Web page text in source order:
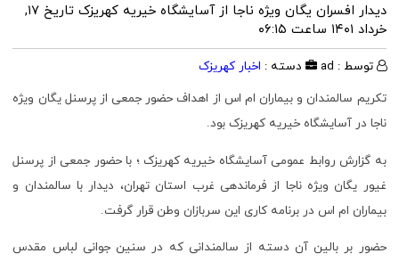
دیدار افسران یگان ویژه ناجا از آسایشگاه خیریه کهریزک
تاریخ ۱۷,
خرداد ۱۴۰۱ ساعت ۰۶:۱۵
توسط : ad دسته : اخبار کهریزک
تکریم سالمندان و بیماران ام اس از اهداف حضور جمعی از پرسنل یگان ویژه
ناجا در آسایشگاه خیریه کهریزک بود.
به گزارش روابط عمومی آسایشگاه خیریه کهریزک ؛ با حضور جمعی از پرسنل
غیور یگان ویژه ناجا از فرماندهی غرب استان تهران، دیدار با سالمندان و
بیماران ام اس در برنامه کاری این سربازان وطن قرار گرفت.
حضور بر بالین آن دسته از سالمندانی که در سنین جوانی لباس مقدس